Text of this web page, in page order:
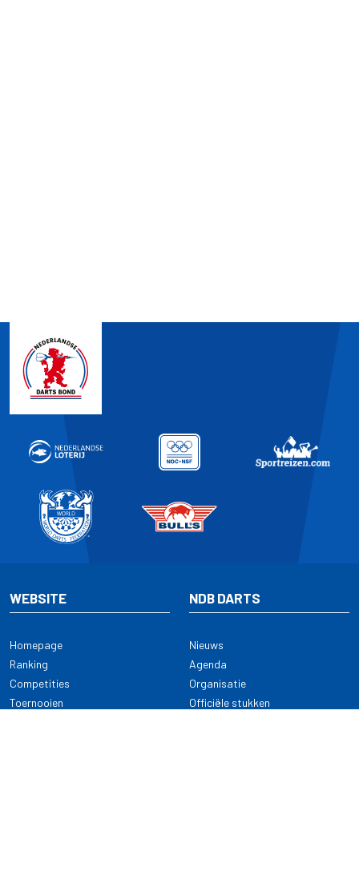
WEBSITE
Homepage
Ranking
Competities
Toernooien
NDB DARTS
Nieuws
Agenda
Organisatie
Officiële stukken